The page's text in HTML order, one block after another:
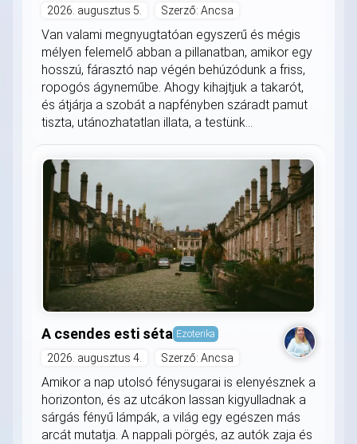
2026. augusztus 5. Szerző: Ancsa
Van valami megnyugtatóan egyszerű és mégis
mélyen felemelő abban a pillanatban, amikor egy
hosszú, fárasztó nap végén behúzódunk a friss,
ropogós ágyneműbe. Ahogy kihajtjuk a takarót,
és átjárja a szobát a napfényben száradt pamut
tiszta, utánozhatatlan illata, a testünk...
A csendes esti séta Ezoterika
2026. augusztus 4. Szerző: Ancsa
Amikor a nap utolsó fénysugarai is elenyésznek a
horizonton, és az utcákon lassan kigyulladnak a
sárgás fényű lámpák, a világ egy egészen más
arcát mutatja. A nappali pörgés, az autók zaja és